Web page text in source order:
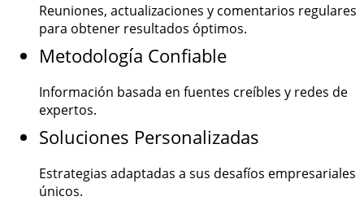
Reuniones, actualizaciones y comentarios regulares
para obtener resultados óptimos.
Metodología Confiable
Información basada en fuentes creíbles y redes de
expertos.
Soluciones Personalizadas
Estrategias adaptadas a sus desafíos empresariales
únicos.